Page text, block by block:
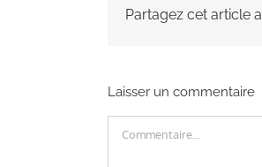
Partagez cet article
Laisser un commentaire